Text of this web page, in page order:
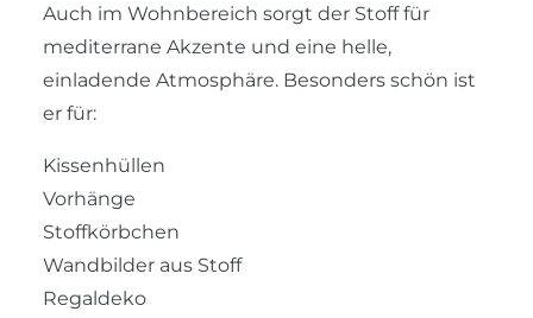
Auch im Wohnbereich sorgt der Stoff für
mediterrane Akzente und eine helle,
einladende Atmosphäre. Besonders schön ist
er für:
Kissenhüllen
Vorhänge
Stoffkörbchen
Wandbilder aus Stoff
Regaldeko